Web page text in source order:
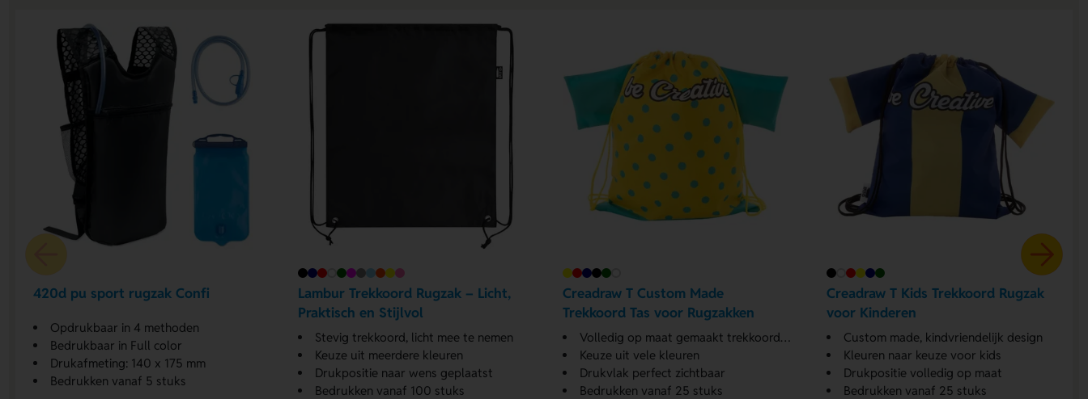
420d pu sport rugzak Confi
Opdrukbaar in 4 methoden
Bedrukbaar in Full color
Drukafmeting: 140 x 175 mm
Bedrukken vanaf 5 stuks
Lambur Trekkoord Rugzak – Licht,
Praktisch en Stijlvol
Stevig trekkoord, licht mee te nemen
Keuze uit meerdere kleuren
Drukpositie naar wens geplaatst
Bedrukken vanaf 100 stuks
Creadraw T Custom Made
Trekkoord Tas voor Rugzakken
Volledig op maat gemaakt trekkoordtas
Keuze uit vele kleuren
Drukvlak perfect zichtbaar
Bedrukken vanaf 25 stuks
Creadraw T Kids Trekkoord Rugzak
voor Kinderen
Custom made, kindvriendelijk design
Kleuren naar keuze voor kids
Drukpositie volledig op maat
Bedrukken vanaf 25 stuks